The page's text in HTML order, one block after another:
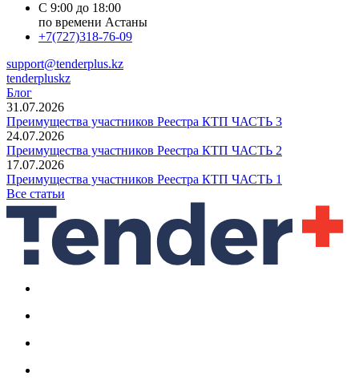
С 9:00 до 18:00
по времени Астаны
+7(727)318-76-09
support@tenderplus.kz
tenderpluskz
Блог
31.07.2026
Преимущества участников Реестра КТП ЧАСТЬ 3
24.07.2026
Преимущества участников Реестра КТП ЧАСТЬ 2
17.07.2026
Преимущества участников Реестра КТП ЧАСТЬ 1
Все статьи